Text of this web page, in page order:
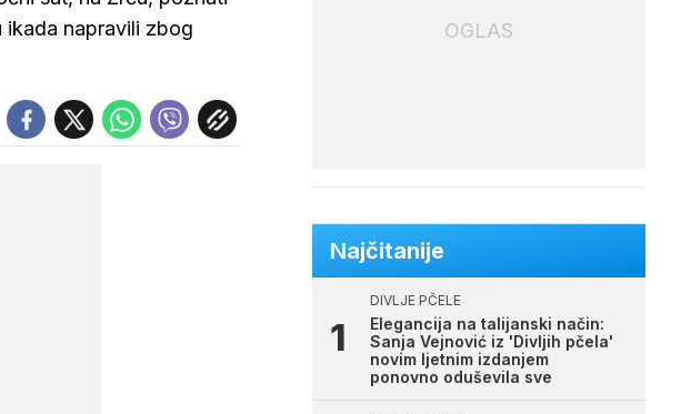
ikada napravili zbog
OGLAS
Najčitanije
DIVLJE PČELE
Elegancija na talijanski način:
Sanja Vejnović iz 'Divljih pčela'
novim ljetnim izdanjem
ponovno oduševila sve